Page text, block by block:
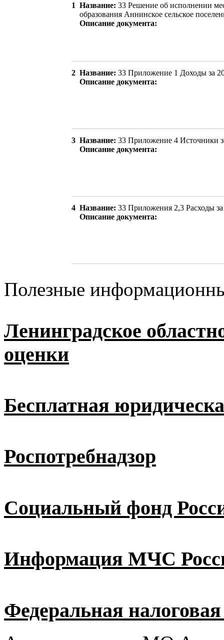
1 Название: 33 Решение об исполнении
образования Аннинское сельское
Описание документа:
2 Название: 33 Приложение 1 Доходы за
Описание документа:
3 Название: 33 Приложение 4 Источники
Описание документа:
4 Название: 33 Приложения 2,3 Расходы
Описание документа:
Полезные
Ленинградское
оценки
Бесплатная
Роспотребнадзор
Социальный фонд
Информация МЧС
Федеральная